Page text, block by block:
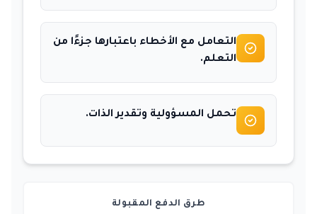
التعامل مع الأخطاء باعتبارها جزءًا من
التعلم.
تحمل المسؤولية وتقدير الذات.
طرق الدفع المقبولة